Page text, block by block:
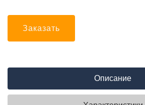
Заказать
Описание